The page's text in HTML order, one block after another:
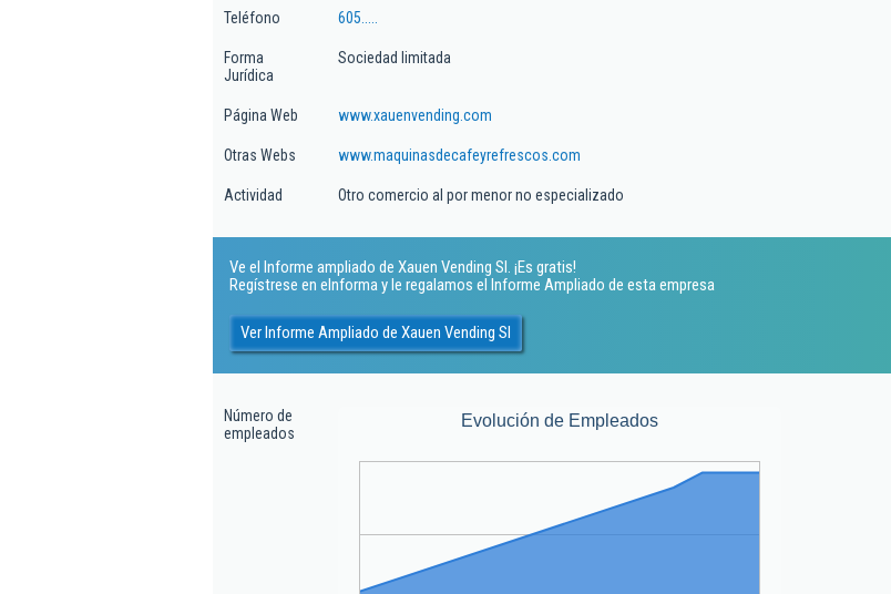
Teléfono 605.....
Forma
Jurídica
Sociedad limitada
Página Web www.xauenvending.com
Otras Webs www.maquinasdecafeyrefrescos.com
Actividad Otro comercio al por menor no especializado
Ve el Informe ampliado de Xauen Vending Sl. ¡Es gratis!
Regístrese en eInforma y le regalamos el Informe Ampliado de esta empresa
Ver Informe Ampliado de Xauen Vending Sl
Número de
empleados
Evolución de Empleados